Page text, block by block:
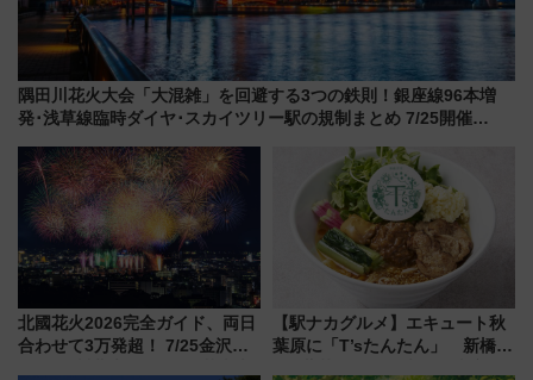
隅田川花火大会「大混雑」を回避する3つの鉄則！銀座線96本増
発･浅草線臨時ダイヤ･スカイツリー駅の規制まとめ 7/25開催
北國花火2026完全ガイド、両日
合わせて3万発超！ 7/25金沢大
【駅ナカグルメ】エキュート秋
葉原に「T’sたんたん」 新橋に